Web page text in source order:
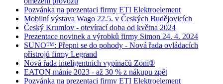
Pozvánka na prezentaci firmy ETI Elektroelement
Mobilní výstava Wago 22.5. v Českých Budějovicích
Český Krumlov - otevírací doba od května 2024
Prezentace novinek a výrobků firmy Simon 24. 4. 2024
SUNO™: Přepni se do pohody - Nová řada ovládacích
přístrojů firmy Legrand
Nová řada inteligentních vypínačů Zoni®
EATON mánie 2023 - až 30 % z nákupu zpět
Pozvánka na prezentaci firmy ETI Elektroelement